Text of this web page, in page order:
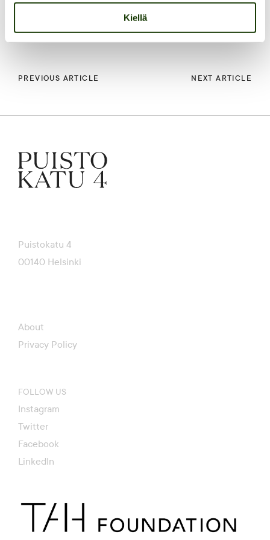
Kiellä
LINKEDIN
PREVIOUS ARTICLE NEXT ARTICLE
Puistokatu 4
00140 Helsinki
About
Privacy Policy
FOLLOW US
Instagram
Twitter
Facebook
LinkedIn